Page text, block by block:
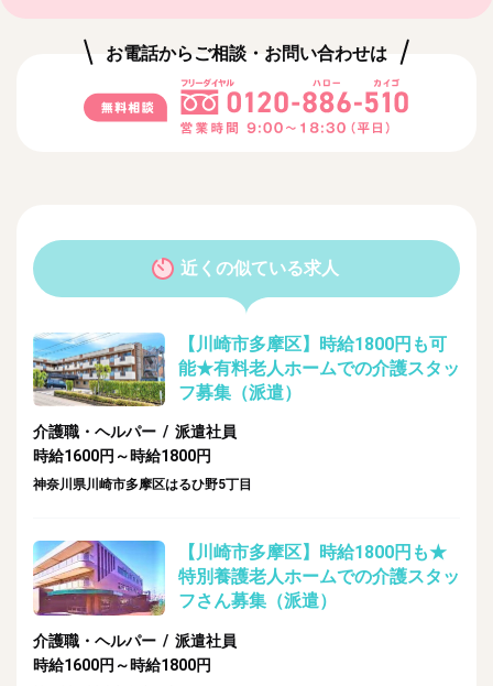
お電話からご相談・お問い合わせは
近くの似ている求人
【川崎市多摩区】時給1800円も可
能★有料老人ホームでの介護スタッ
フ募集（派遣）
介護職・ヘルパー / 派遣社員
時給1600円～時給1800円
神奈川県川崎市多摩区はるひ野5丁目
【川崎市多摩区】時給1800円も★
特別養護老人ホームでの介護スタッ
フさん募集（派遣）
介護職・ヘルパー / 派遣社員
時給1600円～時給1800円